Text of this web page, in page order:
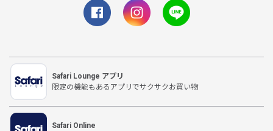
Safari Lounge アプリ
限定の機能もあるアプリでサクサクお買い物
Safari Online